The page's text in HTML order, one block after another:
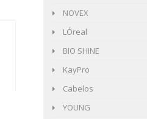
NOVEX
LÓreal
BIO SHINE
KayPro
Cabelos
YOUNG